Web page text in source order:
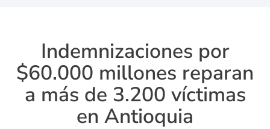
Indemnizaciones por
$60.000 millones reparan
a más de 3.200 víctimas
en Antioquia